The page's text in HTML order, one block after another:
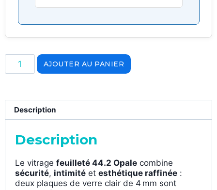
AJOUTER AU PANIER
Description
Description
Le vitrage feuilleté 44.2 Opale combine
sécurité, intimité et esthétique raffinée :
deux plaques de verre clair de 4 mm sont